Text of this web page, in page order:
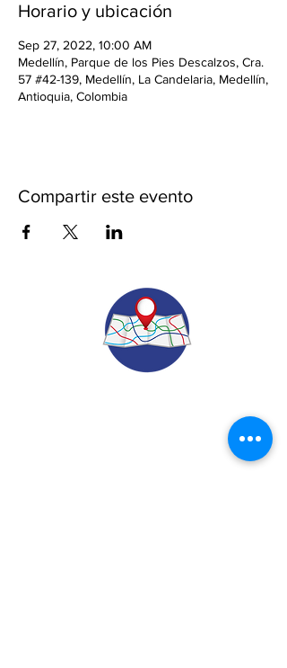
Horario y ubicación
Sep 27, 2022, 10:00 AM
Medellín, Parque de los Pies Descalzos, Cra.
57 #42-139, Medellín, La Candelaria, Medellín,
Antioquia, Colombia
Compartir este evento